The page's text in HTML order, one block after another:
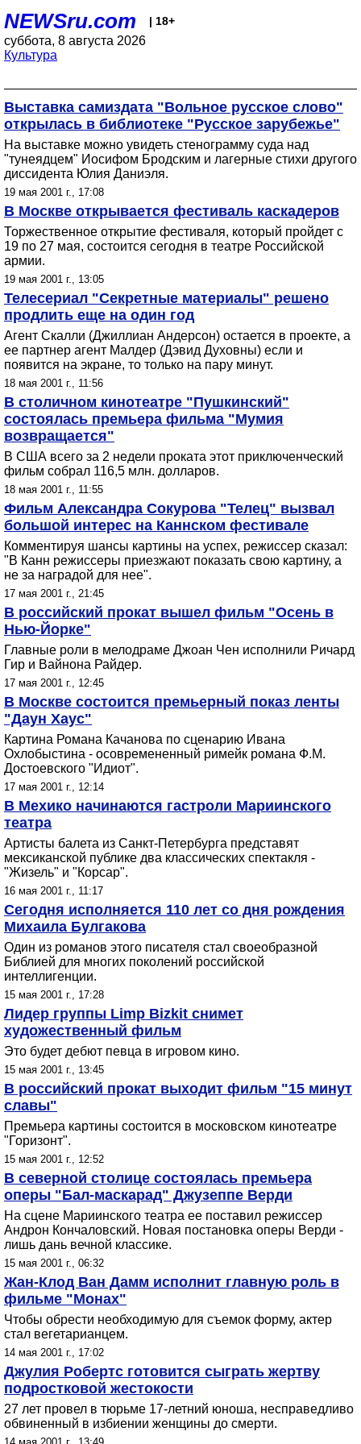
NEWSru.com | 18+
суббота, 8 августа 2026
Культура
Выставка самиздата "Вольное русское слово"
открылась в библиотеке "Русское зарубежье"
На выставке можно увидеть стенограмму суда над
"тунеядцем" Иосифом Бродским и лагерные стихи другого
диссидента Юлия Даниэля.
19 мая 2001 г., 17:08
В Москве открывается фестиваль каскадеров
Торжественное открытие фестиваля, который пройдет с
19 по 27 мая, состоится сегодня в театре Российской
армии.
19 мая 2001 г., 13:05
Телесериал "Секретные материалы" решено
продлить еще на один год
Агент Скалли (Джиллиан Андерсон) остается в проекте, а
ее партнер агент Малдер (Дэвид Духовны) если и
появится на экране, то только на пару минут.
18 мая 2001 г., 11:56
В столичном кинотеатре "Пушкинский"
состоялась премьера фильма "Мумия
возвращается"
В США всего за 2 недели проката этот приключенческий
фильм собрал 116,5 млн. долларов.
18 мая 2001 г., 11:55
Фильм Александра Сокурова "Телец" вызвал
большой интерес на Каннском фестивале
Комментируя шансы картины на успех, режиссер сказал:
"В Канн режиссеры приезжают показать свою картину, а
не за наградой для нее".
17 мая 2001 г., 21:45
В российский прокат вышел фильм "Осень в
Нью-Йорке"
Главные роли в мелодраме Джоан Чен исполнили Ричард
Гир и Вайнона Райдер.
17 мая 2001 г., 12:45
В Москве состоится премьерный показ ленты
"Даун Хаус"
Картина Романа Качанова по сценарию Ивана
Охлобыстина - осовремененный римейк романа Ф.М.
Достоевского "Идиот".
17 мая 2001 г., 12:14
В Мехико начинаются гастроли Мариинского
театра
Артисты балета из Санкт-Петербурга представят
мексиканской публике два классических спектакля -
"Жизель" и "Корсар".
16 мая 2001 г., 11:17
Сегодня исполняется 110 лет со дня рождения
Михаила Булгакова
Один из романов этого писателя стал своеобразной
Библией для многих поколений российской
интеллигенции.
15 мая 2001 г., 17:28
Лидер группы Limp Bizkit снимет
художественный фильм
Это будет дебют певца в игровом кино.
15 мая 2001 г., 13:45
В российский прокат выходит фильм "15 минут
славы"
Премьера картины состоится в московском кинотеатре
"Горизонт".
15 мая 2001 г., 12:52
В северной столице состоялась премьера
оперы "Бал-маскарад" Джузеппе Верди
На сцене Мариинского театра ее поставил режиссер
Андрон Кончаловский. Новая постановка оперы Верди -
лишь дань вечной классике.
15 мая 2001 г., 06:32
Жан-Клод Ван Дамм исполнит главную роль в
фильме "Монах"
Чтобы обрести необходимую для съемок форму, актер
стал вегетарианцем.
14 мая 2001 г., 17:02
Джулия Робертс готовится сыграть жертву
подростковой жестокости
27 лет провел в тюрьме 17-летний юноша, несправедливо
обвиненный в избиении женщины до смерти.